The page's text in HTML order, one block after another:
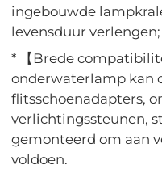
ingebouwde
levensduur verlengen;
* 【Brede
onderwaterlamp kan
flitsschoenadapters,
verlichtingssteunen,
gemonteerd om aan
voldoen.